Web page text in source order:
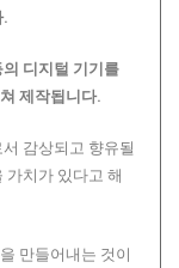
.
디지털 기기를
제작됩니다.
감상되고 향유될
가치가 있다고 해
만들어내는 것이